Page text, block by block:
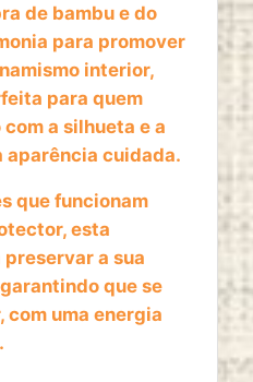
de bambu e do
para promover
interior,
para quem
a silhueta e a
aparência cuidada.
que funcionam
esta
a sua
que se
com uma energia